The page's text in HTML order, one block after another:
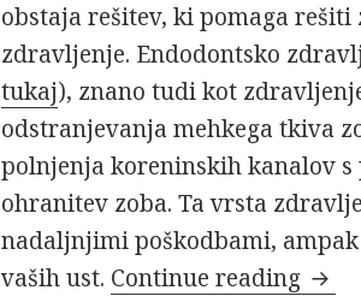
obstaja rešitev, ki pomaga
zdravljenje. Endodontsko
tukaj), znano tudi kot
odstranjevanja mehkega tkiva
polnjenja koreninskih kanalov
ohranitev zoba. Ta vrsta
nadaljnjimi poškodbami,
vaših ust. Continue reading